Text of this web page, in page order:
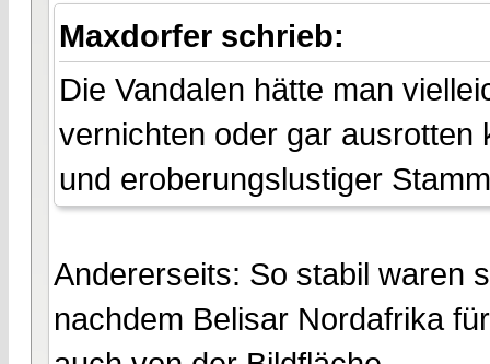
Maxdorfer schrieb:
Die Vandalen hätte man
vernichten oder gar ausrotten
und eroberungslustiger
Andererseits: So stabil waren
nachdem Belisar Nordafrika